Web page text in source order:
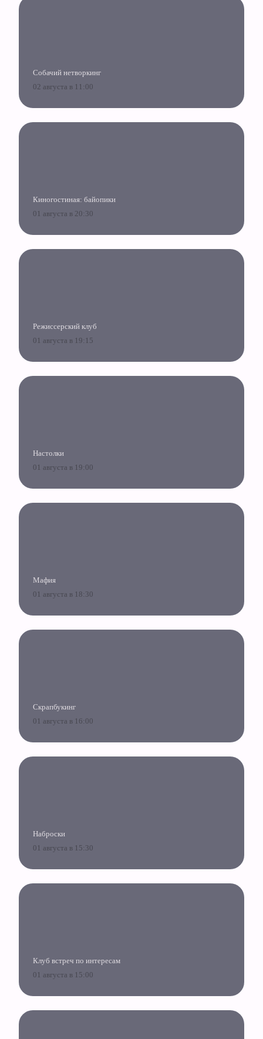
Собачий нетворкинг
02 августа в 11:00
Киногостиная: байопики
01 августа в 20:30
Режиссерский клуб
01 августа в 19:15
Настолки
01 августа в 19:00
Мафия
01 августа в 18:30
Скрапбукинг
01 августа в 16:00
Наброски
01 августа в 15:30
Клуб встреч по интересам
01 августа в 15:00